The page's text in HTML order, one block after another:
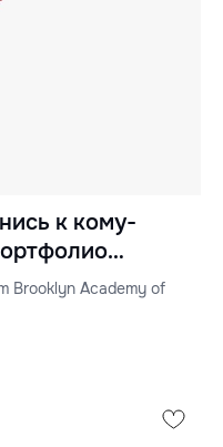
к кому-
музыки)
Brooklyn Academy of